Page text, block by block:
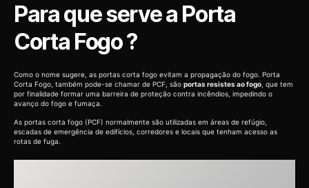
Para que serve a Porta
Corta Fogo ?
Como o nome sugere, as portas corta fogo evitam a propagação do fogo. Porta
Corta Fogo, também pode-se chamar de PCF, são portas resistes ao fogo , que tem
por finalidade formar uma barreira de proteção contra incêndios, impedindo o
avanço do fogo e fumaça.
As portas corta fogo (PCF) normalmente são utilizadas em áreas de refúgio,
escadas de emergência de edifícios, corredores e locais que tenham acesso as
rotas de fuga.